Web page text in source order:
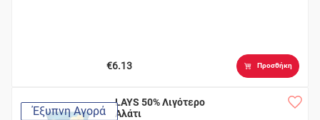
€6.13 Προσθήκη
Έξυπνη Αγορά
LAYS 50% Λιγότερο
Αλάτι